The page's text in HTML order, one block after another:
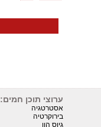
ערוצי תוכן חמים:
אסטרטגיה
בירוקרטיה
גיוס הון